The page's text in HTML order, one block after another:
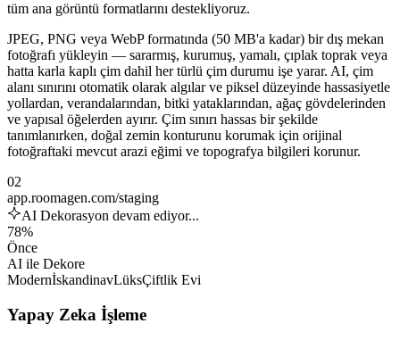
tüm ana görüntü formatlarını destekliyoruz.
JPEG, PNG veya WebP formatında (50 MB'a kadar) bir dış mekan
fotoğrafı yükleyin — sararmış, kurumuş, yamalı, çıplak toprak veya
hatta karla kaplı çim dahil her türlü çim durumu işe yarar. AI, çim
alanı sınırını otomatik olarak algılar ve piksel düzeyinde hassasiyetle
yollardan, verandalarından, bitki yataklarından, ağaç gövdelerinden
ve yapısal öğelerden ayırır. Çim sınırı hassas bir şekilde
tanımlanırken, doğal zemin konturunu korumak için orijinal
fotoğraftaki mevcut arazi eğimi ve topografya bilgileri korunur.
02
app.roomagen.com/staging
AI Dekorasyon devam ediyor...
78%
Önce
AI ile Dekore
ModernİskandinavLüksÇiftlik Evi
Yapay Zeka İşleme